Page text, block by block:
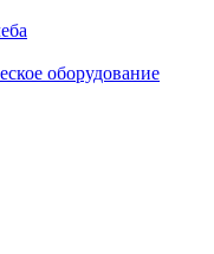
оборудование